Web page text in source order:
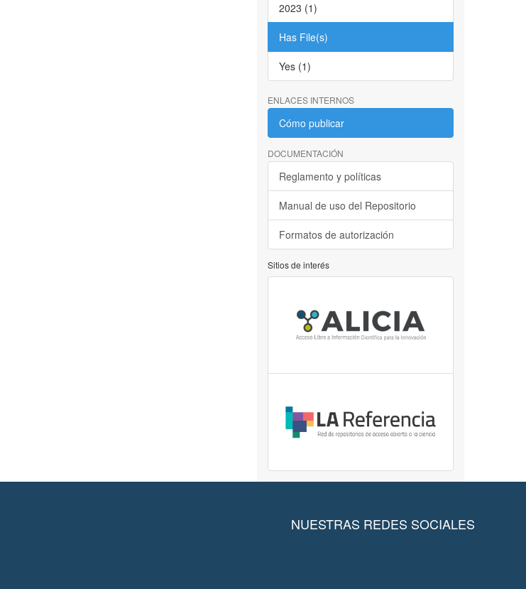
2023 (1)
Has File(s)
Yes (1)
ENLACES INTERNOS
Cómo publicar
DOCUMENTACIÓN
Reglamento y políticas
Manual de uso del Repositorio
Formatos de autorización
Sitios de interés
NUESTRAS REDES SOCIALES